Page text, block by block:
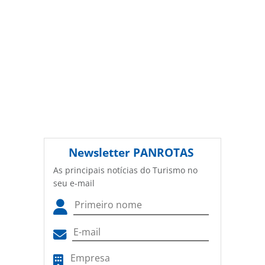
Newsletter PANROTAS
As principais notícias do Turismo no
seu e-mail